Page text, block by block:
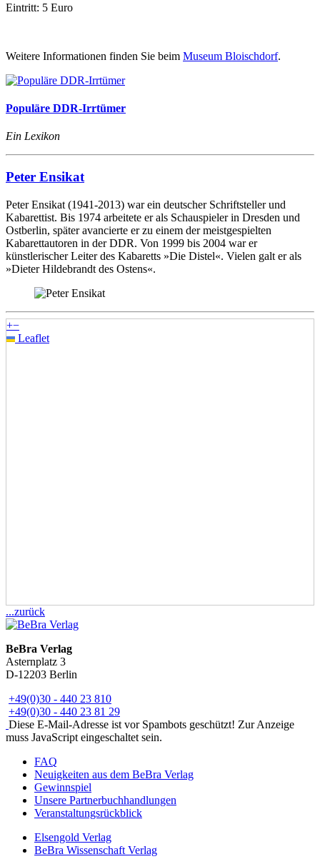
Eintritt: 5 Euro
Weitere Informationen finden Sie beim Museum Bloischdorf.
Populäre DDR-Irrtümer
Ein Lexikon
Peter Ensikat
Peter Ensikat (1941-2013) war ein deutscher Schriftsteller und
Kabarettist. Bis 1974 arbeitete er als Schauspieler in Dresden und
Ostberlin, später avancierte er zu einem der meistgespielten
Kabarettautoren in der DDR. Von 1999 bis 2004 war er
künstlerischer Leiter des Kabaretts »Die Distel«. Vielen galt er als
»Dieter Hildebrandt des Ostens«.
+−
Leaflet
...zurück
BeBra Verlag
Asternplatz 3
D-12203 Berlin
+49(0)30 - 440 23 810
+49(0)30 - 440 23 81 29
Diese E-Mail-Adresse ist vor Spambots geschützt! Zur Anzeige
muss JavaScript eingeschaltet sein.
FAQ
Neuigkeiten aus dem BeBra Verlag
Gewinnspiel
Unsere Partnerbuchhandlungen
Veranstaltungsrückblick
Elsengold Verlag
BeBra Wissenschaft Verlag